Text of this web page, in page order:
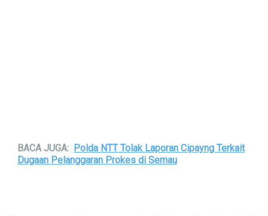
BACA JUGA: Polda NTT Tolak Laporan Cipayng Terkait
Dugaan Pelanggaran Prokes di Semau